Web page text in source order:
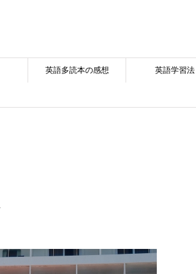
英語多読本の感想 英語学習法